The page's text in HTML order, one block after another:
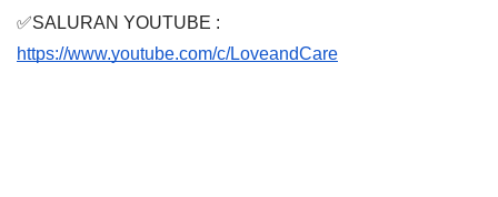
✅SALURAN YOUTUBE :
https://www.youtube.com/c/LoveandCare